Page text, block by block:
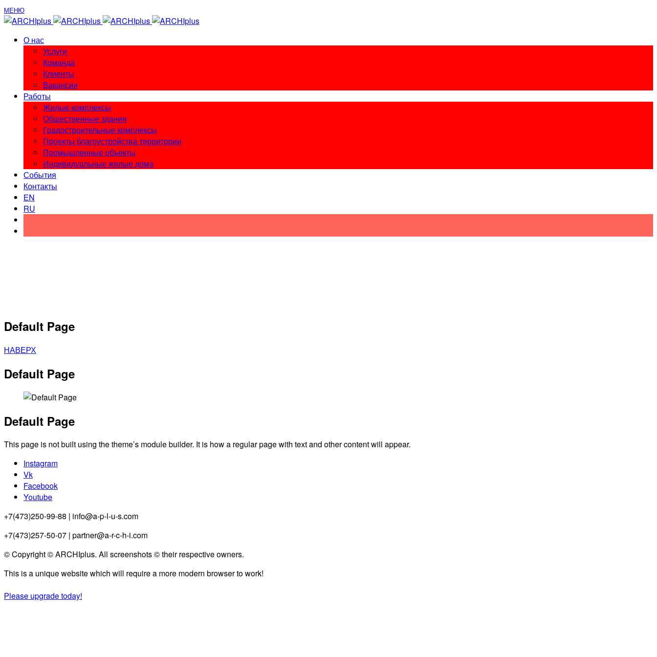
МЕНЮ
О нас
Услуги
Команда
Клиенты
Вакансии
Работы
Жилые комплексы
Общественные здания
Градостроительные комплексы
Проекты благоустройства территории
Промышленные объекты
Индивидуальные жилые дома
События
Контакты
EN
RU
Default Page
НАВЕРХ
Default Page
Default Page
This page is not built using the theme’s module builder. It is how a regular page with text and other content will appear.
Instagram
Vk
Facebook
Youtube
+7(473)250-99-88 | info@a-p-l-u-s.com
+7(473)257-50-07 | partner@a-r-c-h-i.com
© Copyright © ARCHIplus. All screenshots © their respective owners.
This is a unique website which will require a more modern browser to work!
Please upgrade today!